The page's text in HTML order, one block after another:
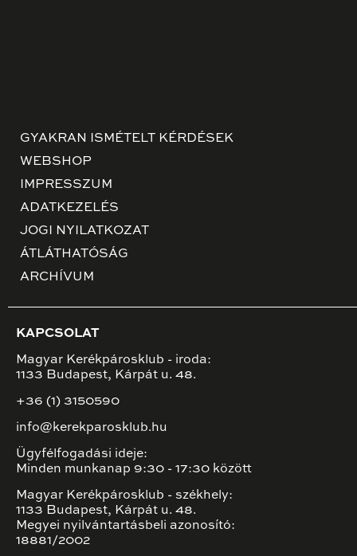
GYAKRAN ISMÉTELT KÉRDÉSEK
WEBSHOP
IMPRESSZUM
ADATKEZELÉS
JOGI NYILATKOZAT
ÁTLÁTHATÓSÁG
ARCHÍVUM
KAPCSOLAT
Magyar Kerékpárosklub - iroda:
1133 Budapest, Kárpát u. 48.
+36 (1) 3150590
info@kerekparosklub.hu
Ügyfélfogadási ideje:
Minden munkanap 9:30 - 17:30 között
Magyar Kerékpárosklub - székhely:
1133 Budapest, Kárpát u. 48.
Megyei nyilvántartásbeli azonosító:
18881/2002